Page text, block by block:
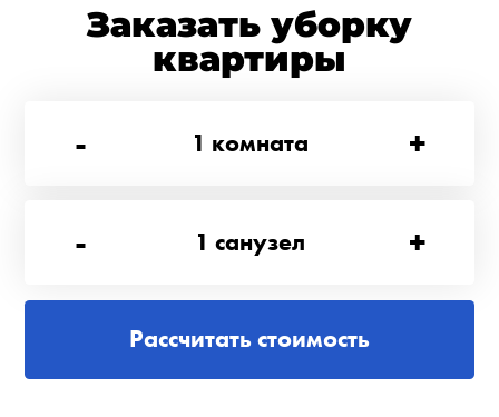
Заказать уборку
квартиры
-
1 комната +
- 1 санузел +
Рассчитать стоимость